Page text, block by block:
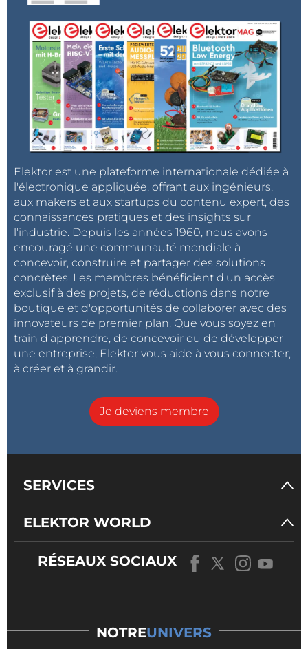
Elektor est une plateforme internationale dédiée à
l'électronique appliquée, offrant aux ingénieurs,
aux makers et aux startups du contenu expert, des
connaissances pratiques et des insights sur
l'industrie. Depuis les années 1960, nous avons
encouragé une communauté mondiale à
concevoir, construire et partager des solutions
concrètes. Les membres bénéficient d'un accès
exclusif à des projets, de réductions dans notre
boutique et d'opportunités de collaborer avec des
innovateurs de premier plan. Que vous soyez en
train d'apprendre, de concevoir ou de développer
une entreprise, Elektor vous aide à vous connecter,
à créer et à grandir.
Je deviens membre
SERVICES
ELEKTOR WORLD
RÉSEAUX SOCIAUX
NOTREUNIVERS